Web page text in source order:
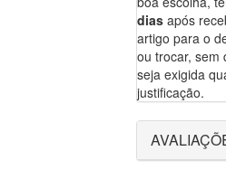
dias após
artigo para o
ou trocar, sem
seja exigida
justificação.